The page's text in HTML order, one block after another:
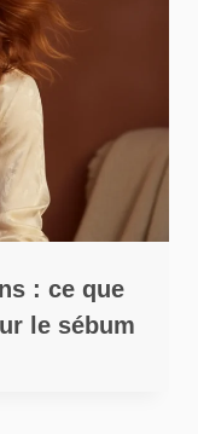
: ce que
le sébum